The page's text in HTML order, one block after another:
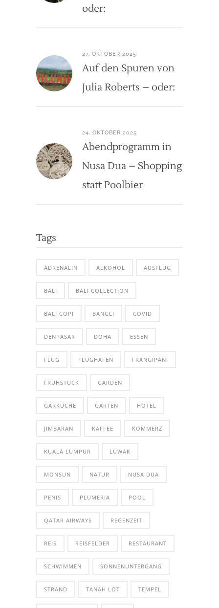
oder:
27. OKTOBER 2025
Auf den Spuren von
Julia Roberts – oder:
24. OKTOBER 2025
Abendprogramm in
Nusa Dua – Shopping
statt Poolbier
Tags
ADRENALIN ALKOHOL AUSFLUG
BALI BALI COLLECTION
BALI COPI BANGLI COVID
DENPASAR DOHA ESSEN
FLUG FLUGHAFEN FRANGIPANI
FRÜHSTÜCK GARDEN
GARKÜCHE GARTEN HOTEL
JIMBARAN KAFFEE KOMMERZ
KUALA LUMPUR LUWAK
MONSUN NATUR NUSA DUA
PENIS PLUMERIA POOL
QATAR AIRWAYS REGENZEIT
REIS REISFELDER RESTAURANT
SCHWIMMEN SONNENUNTERGANG
STRAND TANAH LOT TEMPEL